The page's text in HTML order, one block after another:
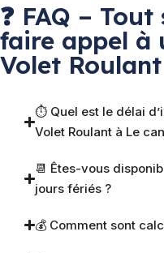
❓ FAQ –
faire appel à
Volet
⏱ Quel est le délai
Volet Roulant à Le
📆 Êtes-vous
jours fériés ?
💰 Comment sont